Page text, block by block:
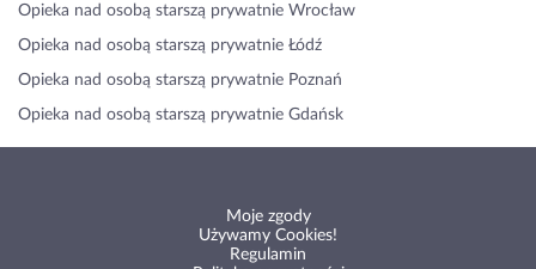
Opieka nad osobą starszą prywatnie Wrocław
Opieka nad osobą starszą prywatnie Łódź
Opieka nad osobą starszą prywatnie Poznań
Opieka nad osobą starszą prywatnie Gdańsk
Moje zgody
Używamy Cookies!
Regulamin